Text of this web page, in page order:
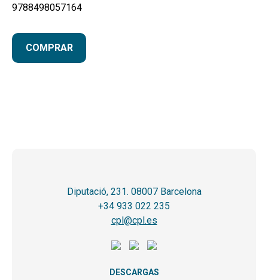
9788498057164
COMPRAR
Diputació, 231. 08007 Barcelona
+34 933 022 235
cpl@cpl.es
DESCARGAS